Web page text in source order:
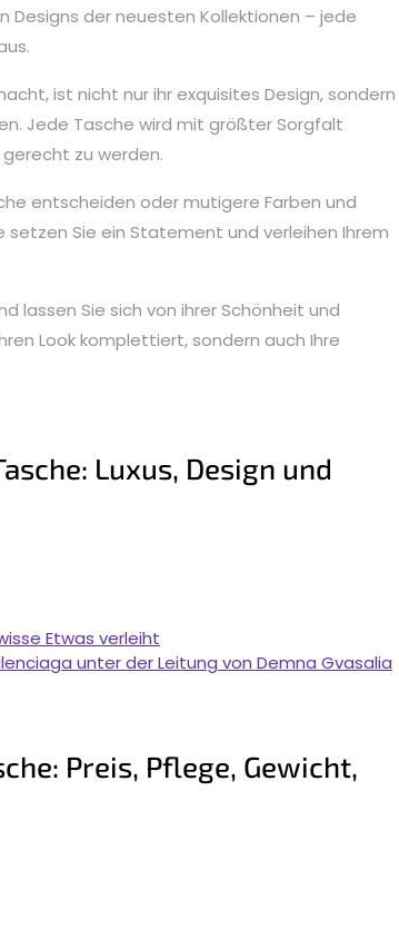
Designs der neuesten Kollektionen – jede
ist nicht nur ihr exquisites Design, sondern
Jede Tasche wird mit größter Sorgfalt
zu werden.
entscheiden oder mutigere Farben und
Sie ein Statement und verleihen Ihrem
lassen Sie sich von ihrer Schönheit und
Look komplettiert, sondern auch Ihre
Luxus, Design und
Etwas verleiht
unter der Leitung von Demna Gvasalia
Preis, Pflege, Gewicht,